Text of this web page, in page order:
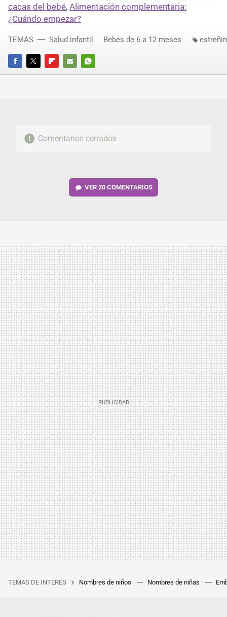
cacas del bebé, Alimentación complementaria:
¿Cuándo empezar?
FACEBOOKTWITTERFLIPBOARD
E-
WHATSAPP
TEMAS Salud infantil Bebés de 6 a 12 meses
Comentarios cerrados
VER 20 COMENTARIOS
TEMAS DE INTERÉS Nombres de niños Nombres de niñas